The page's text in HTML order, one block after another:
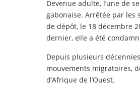
Devenue adulte, l’une de
gabonaise. Arrêtée par les
de dépôt, le 18 décembre
dernier, elle a été
Depuis plusieurs
mouvements migratoires,
d’Afrique de l’Ouest.